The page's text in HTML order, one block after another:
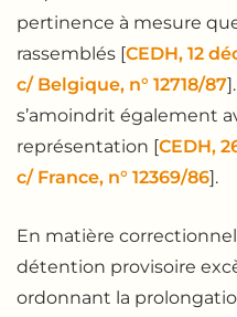
pertinence à mesure
rassemblés [CEDH, 12
c/ Belgique, n° 12718/87
s’amoindrit également
représentation [CEDH,
c/ France, n° 12369/86].
En matière
détention provisoire
ordonnant la